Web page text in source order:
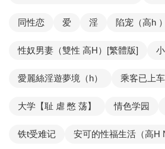
同性恋 爱 淫 陷宠（高h
性奴男妻（雙性 高H）[繁體版]
愛麗絲淫遊夢境（h） 乘客已上车
大学【耻 虐 憋 荡】 情色学园
铁t受难记 安可的性福生活（高H